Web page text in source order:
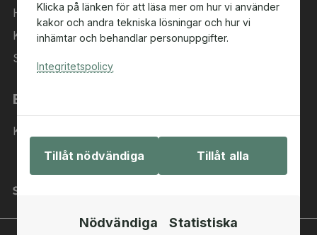
Klicka på länken för att läsa mer om hur vi använder
kakor och andra tekniska lösningar och hur vi
inhämtar och behandlar personuppgifter.
Integritetspolicy
Tillåt nödvändiga Tillåt alla
Nödvändiga Statistiska
Hem
Kategorier
Sök i sortimentet
Behöver du hjälp?
Kontakta oss